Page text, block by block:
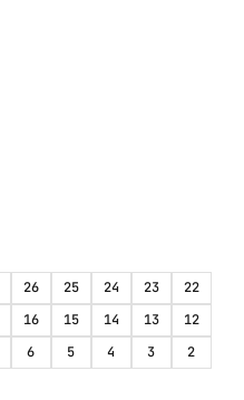
26 25 24 23
22
16 15 14 13
12
6 5 4 3
2